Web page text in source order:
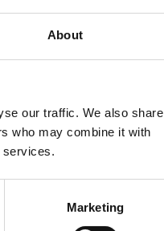
About
our traffic. We also share
who may combine it with
services.
Marketing